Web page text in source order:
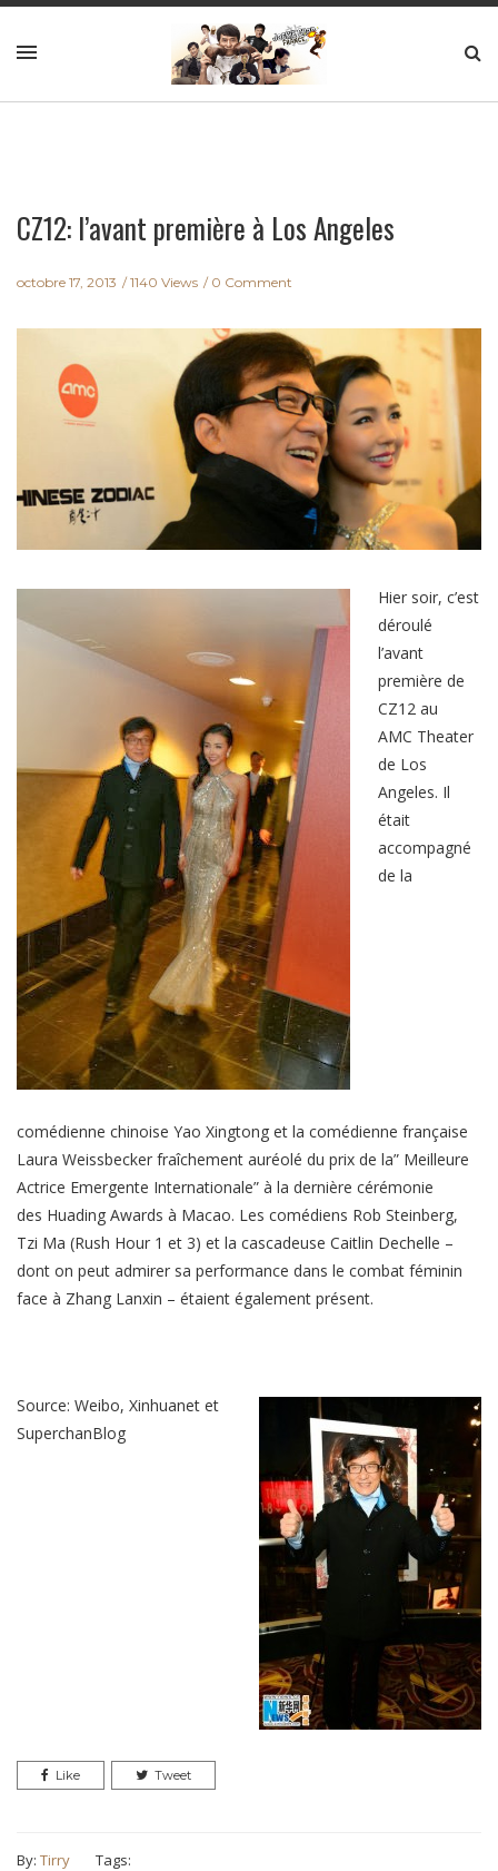
CZ12: l’avant première à Los Angeles
octobre 17, 2013 1140 Views 0 Comment
Hier soir, c’est
déroulé
l’avant
première de
CZ12 au
AMC Theater
de Los
Angeles. Il
était
accompagné
de la
comédienne chinoise Yao Xingtong et la comédienne française
Laura Weissbecker fraîchement auréolé du prix de la” Meilleure
Actrice Emergente Internationale” à la dernière cérémonie
des Huading Awards à Macao. Les comédiens Rob Steinberg,
Tzi Ma (Rush Hour 1 et 3) et la cascadeuse Caitlin Dechelle –
dont on peut admirer sa performance dans le combat féminin
face à Zhang Lanxin – étaient également présent.
Source: Weibo, Xinhuanet et
SuperchanBlog
Like Tweet
By: Tirry Tags: